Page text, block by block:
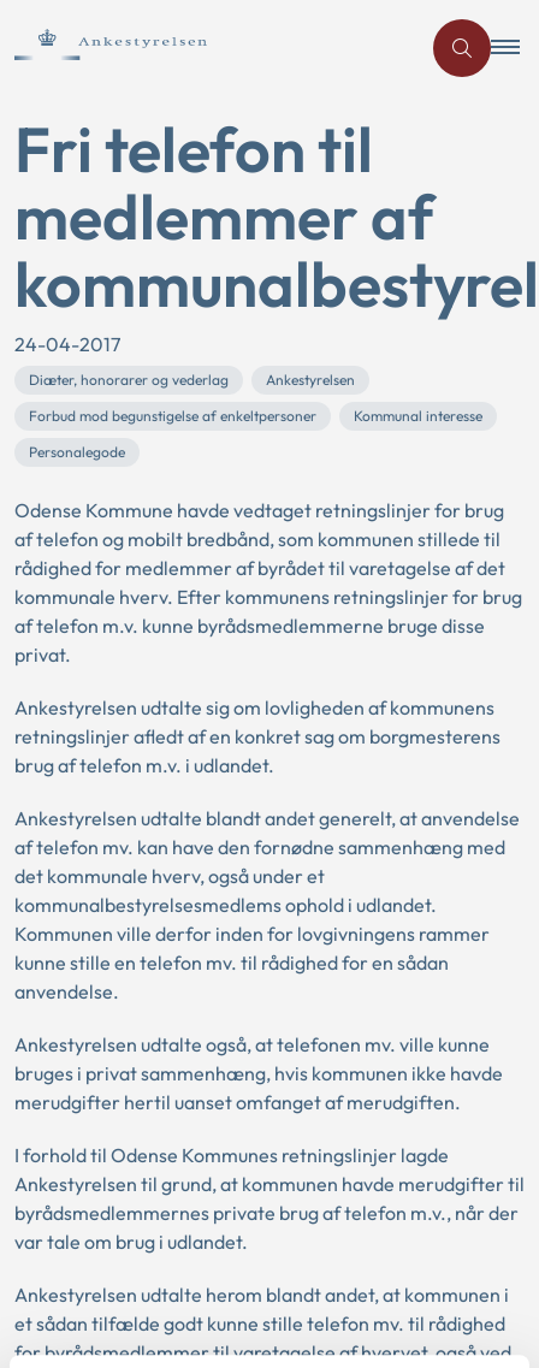
Fri telefon til
medlemmer af
24-04-2017
Diæter, honorarer og vederlag
Ankestyrelsen
Forbud mod begunstigelse af enkeltpersoner
Kommunal interesse
Personalegode
Odense Kommune havde vedtaget retningslinjer for brug
af telefon og mobilt bredbånd, som kommunen stillede til
rådighed for medlemmer af byrådet til varetagelse af det
kommunale hverv. Efter kommunens retningslinjer for brug
af telefon m.v. kunne byrådsmedlemmerne bruge disse
privat.
Ankestyrelsen udtalte sig om lovligheden af kommunens
retningslinjer afledt af en konkret sag om borgmesterens
brug af telefon m.v. i udlandet.
Ankestyrelsen udtalte blandt andet generelt, at anvendelse
af telefon mv. kan have den fornødne sammenhæng med
det kommunale hverv, også under et
kommunalbestyrelsesmedlems ophold i udlandet.
Kommunen ville derfor inden for lovgivningens rammer
kunne stille en telefon mv. til rådighed for en sådan
anvendelse.
Ankestyrelsen udtalte også, at telefonen mv. ville kunne
bruges i privat sammenhæng, hvis kommunen ikke havde
merudgifter hertil uanset omfanget af merudgiften.
I forhold til Odense Kommunes retningslinjer lagde
Ankestyrelsen til grund, at kommunen havde merudgifter til
byrådsmedlemmernes private brug af telefon m.v., når der
var tale om brug i udlandet.
Ankestyrelsen udtalte herom blandt andet, at kommunen i
et sådan tilfælde godt kunne stille telefon mv. til rådighed
for byrådsmedlemmer til varetagelse af hvervet, også ved